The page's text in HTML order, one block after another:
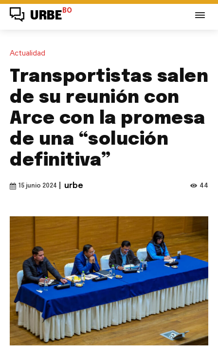
URBE BO
Actualidad
Transportistas salen
de su reunión con
Arce con la promesa
de una “solución
definitiva”
15 junio 2024 urbe 44